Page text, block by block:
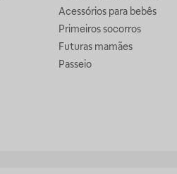
Acessórios para bebês
Primeiros socorros
Futuras mamães
Passeio